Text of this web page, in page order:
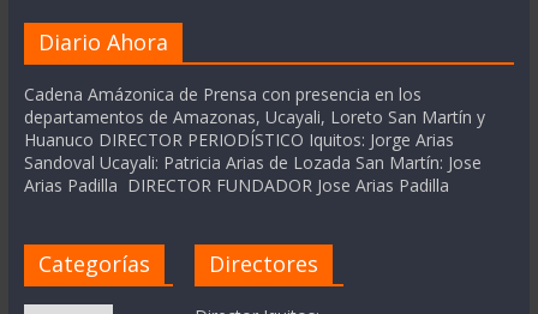
Diario Ahora
Cadena Amázonica de Prensa con presencia en los
departamentos de Amazonas, Ucayali, Loreto San Martín y
Huanuco DIRECTOR PERIODÍSTICO Iquitos: Jorge Arias
Sandoval Ucayali: Patricia Arias de Lozada San Martín: Jose
Arias Padilla DIRECTOR FUNDADOR Jose Arias Padilla
Categorías Directores